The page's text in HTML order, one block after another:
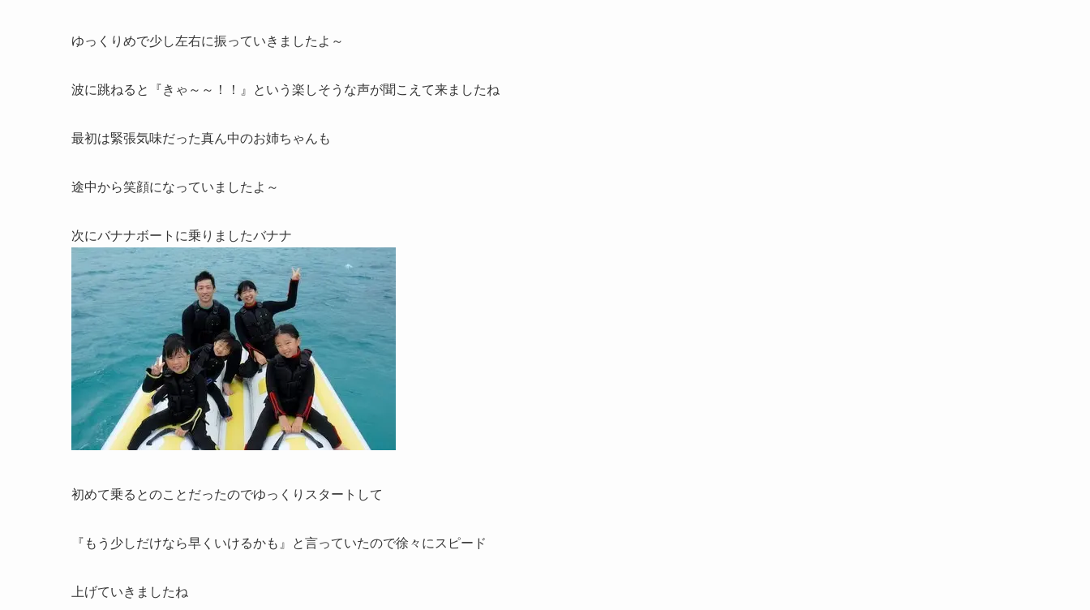
ゆっくりめで少し左右に振っていきましたよ～
波に跳ねると『きゃ～～！！』という楽しそうな声が聞こえて来ましたね
最初は緊張気味だった真ん中のお姉ちゃんも
途中から笑顔になっていましたよ～
次にバナナボートに乗りましたバナナ
初めて乗るとのことだったのでゆっくりスタートして
『もう少しだけなら早くいけるかも』と言っていたので徐々にスピード
上げていきましたね